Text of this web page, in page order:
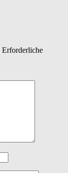
Erforderliche